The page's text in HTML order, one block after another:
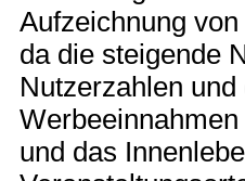
Aufzeichnung
da die steigende
Nutzerzahlen und
und das